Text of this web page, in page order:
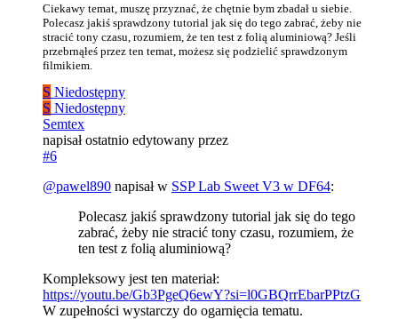
Ciekawy temat, muszę przyznać, że chętnie bym zbadał u siebie.
Polecasz jakiś sprawdzony tutorial jak się do tego zabrać, żeby nie
stracić tony czasu, rozumiem, że ten test z folią aluminiową? Jeśli
przebrnąłeś przez ten temat, możesz się podzielić sprawdzonym
filmikiem.
S Niedostępny
S Niedostępny
Semtex
napisałostatnio edytowany przez
#6
@pawel890 napisał w SSP Lab Sweet V3 w DF64:
Polecasz jakiś sprawdzony tutorial jak się do tego
zabrać, żeby nie stracić tony czasu, rozumiem, że
ten test z folią aluminiową?
Kompleksowy jest ten materiał:
https://youtu.be/Gb3PgeQ6ewY?si=l0GBQrrEbarPPtzG
W zupełności wystarczy do ogarnięcia tematu.